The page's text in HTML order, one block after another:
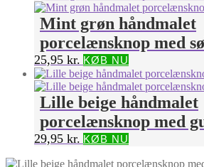
Mint grøn håndmalet
porcelænsknop med
25,95 kr. KØB NU
Lille beige håndmalet
porcelænsknop med
29,95 kr. KØB NU